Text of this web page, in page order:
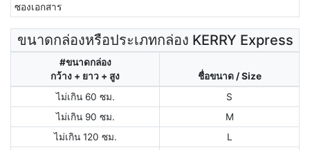
ซองเอกสาร
ขนาดกล่องหรือประเภทกล่อง KERRY Express
#ขนาดกล่อง
กว้าง + ยาว + สูง
ชื่อขนาด / Size
ไม่เกิน 60 ซม.
S
ไม่เกิน 90 ซม.
M
ไม่เกิน 120 ซม.
L